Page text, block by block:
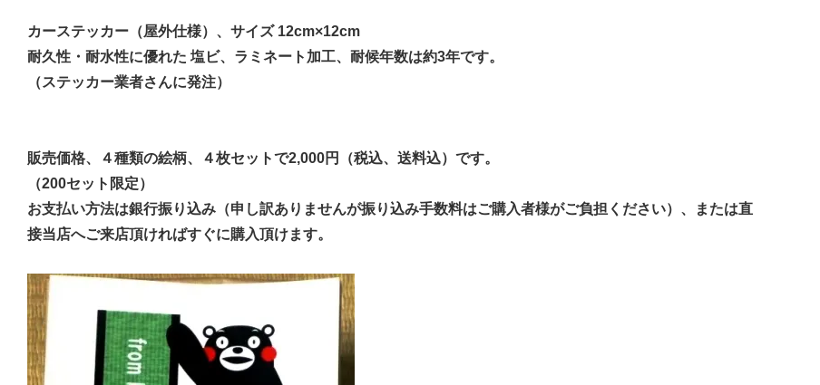
カーステッカー（屋外仕様）、サイズ 12cm×12cm
耐久性・耐水性に優れた 塩ビ、ラミネート加工、耐候年数は約3年です。
（ステッカー業者さんに発注）
販売価格、４種類の絵柄、４枚セットで2,000円（税込、送料込）です。
（200セット限定）
お支払い方法は銀行振り込み（申し訳ありませんが振り込み手数料はご購入者様がご負担ください）、または直
接当店へご来店頂ければすぐに購入頂けます。